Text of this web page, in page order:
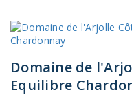
Domaine de
Equilibre